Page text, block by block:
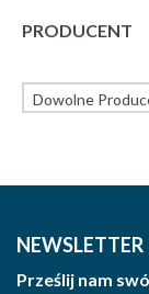
PRODUCENT
Dowolne
NEWSLETTER
Prześlij nam